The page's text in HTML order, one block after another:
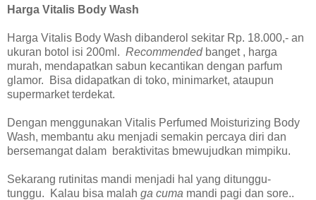
Harga Vitalis Body Wash
Harga Vitalis Body Wash dibanderol sekitar Rp. 18.000,- an
ukuran botol isi 200ml. Recommended banget , harga
murah, mendapatkan sabun kecantikan dengan parfum
glamor. Bisa didapatkan di toko, minimarket, ataupun
supermarket terdekat.
Dengan menggunakan Vitalis Perfumed Moisturizing Body
Wash, membantu aku menjadi semakin percaya diri dan
bersemangat dalam beraktivitas bmewujudkan mimpiku.
Sekarang rutinitas mandi menjadi hal yang ditunggu-
tunggu. Kalau bisa malah ga cuma mandi pagi dan sore..